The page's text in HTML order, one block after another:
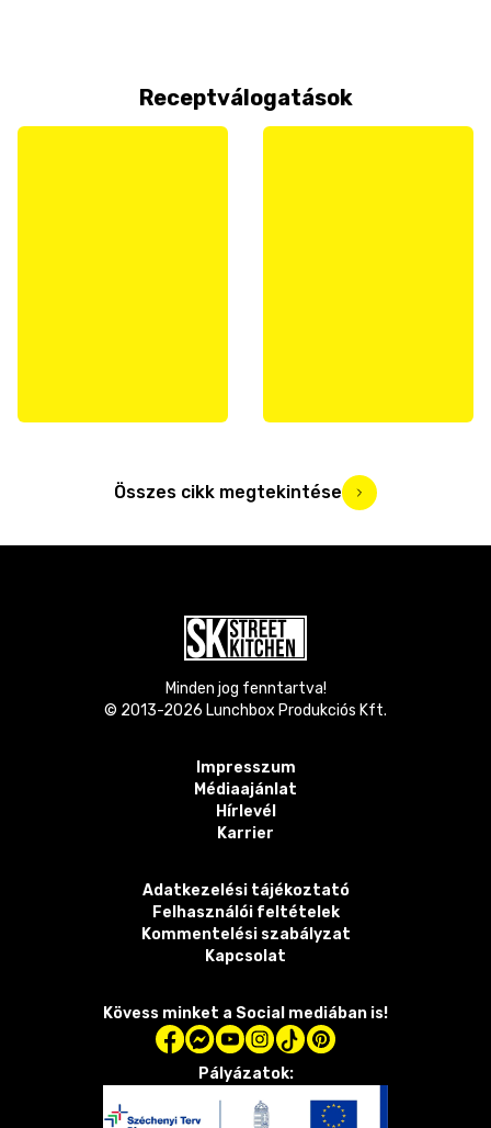
Receptválogatások
Összes cikk megtekintése
Minden jog fenntartva!
© 2013-2026 Lunchbox Produkciós Kft.
Impresszum
Médiaajánlat
Hírlevél
Karrier
Adatkezelési tájékoztató
Felhasználói feltételek
Kommentelési szabályzat
Kapcsolat
Kövess minket a Social mediában is!
Pályázatok: